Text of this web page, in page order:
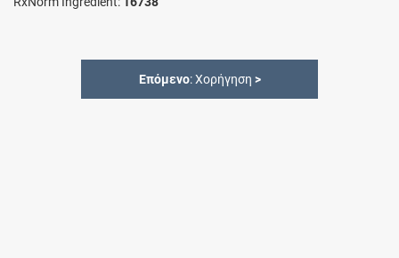
Επόμενο: Χορήγηση >